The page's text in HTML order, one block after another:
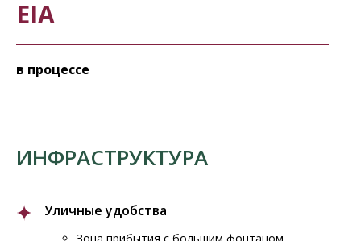
EIA
в процессе
ИНФРАСТРУКТУРА
Уличные удобства